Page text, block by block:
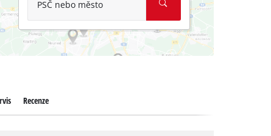
PSČ nebo město
Recenze